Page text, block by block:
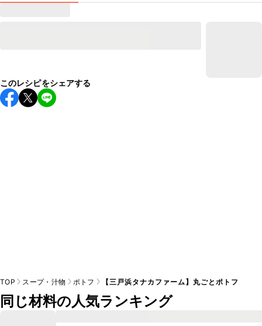
このレシピをシェアする
TOP スープ・汁物 ポトフ 【三戸浜タナカファーム】丸ごとポトフ
同じ材料の人気ランキング